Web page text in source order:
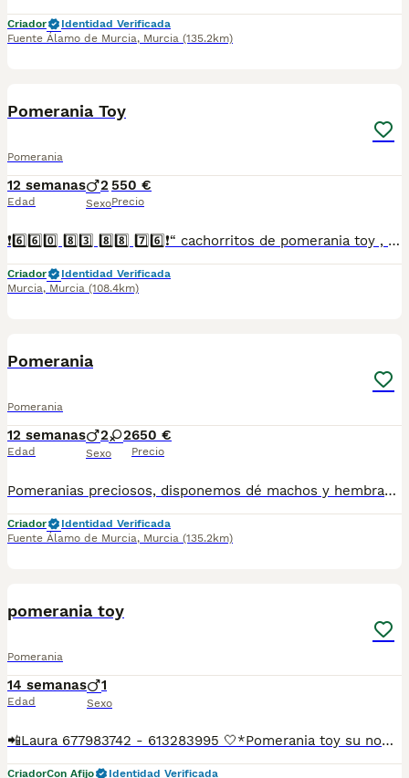
Criador
Identidad Verificada
Fuente Álamo de Murcia, Murcia (135.2km)
Pomerania Toy
Pomerania
12 semanas
Edad
2
Sexo
550 €
Precio
❗6️⃣6️⃣0️⃣ 8️⃣3️⃣ 8️⃣8️⃣ 7️⃣6️⃣❗“ cachorritos de pomerania toy , entregamos vacunados desparasitados con cartilla veterinaria, microchip y contrato de garantia de compra..”
Criador
Identidad Verificada
Murcia, Murcia (108.4km)
Pomerania
Pomerania
12 semanas
Edad
2 2
Sexo
650 €
Precio
Pomeranias preciosos, disponemos dé machos y hembras vacunados, desparacitados con su cartilla sanitaria
Criador
Identidad Verificada
Fuente Álamo de Murcia, Murcia (135.2km)
pomerania toy
Pomerania
14 semanas
Edad
1
Sexo
📲Laura 677983742 - 613283995 🤍*Pomerania toy su nombre es Toro*🤍 ¿Buscas un nuevo compañero para tu hogar? ❤️ Tenemos preciosos cachorros listos para encontrar una familia responsable. ✅ Vacunados ✅ Desparasitados ✅ Cartilla sanitaria ✅ Garantías incluidas ✅ Máxima atención y cuidado Se hacen envíos a toda España: Andalucía: Almería, Cádiz, Córdoba, Granada, Huelva, Jaén, Málaga, Sevilla.Aragón: Huesca, Teruel, Zaragoza.Asturias: Oviedo.Baleares: Palma.Canarias: Las Palmas de Gran Canaria, Santa Cruz de Tenerife.Cantabria: Santander.Castilla-La Mancha: Albacete, Ciudad Real, Cuenca, Guadalajara, Toledo.Castilla y León: Ávila, Burgos, León, Palencia, Salamanca, Segovia, Soria, Valladolid, Zamora.Cataluña: Barcelona, Gerona (Girona), Lérida (Lleida), Tarragona.Comunidad Valenciana: Alicante, Castellón de la Plana, Valencia.Extremadura: Badajoz, Cáceres.Galicia: La Coruña (A Coruña), Lugo, Orense (Ourense), Pontevedra.La Rioja: Logroño.Madrid: Madrid.Murcia: Murcia.Navarra: Pamplona.País Vasco: Bilbao (Vizcaya), San Sebastián (Guipúzcoa), Vitoria (Álava). 🐾 Cachorros sanos, sociables y criados con mucho cariño. 📲 ¡Pregunta sin compromiso por disponibilidad, fotos y precios por mensaje privado!
CriadorCon Afijo
Identidad Verificada